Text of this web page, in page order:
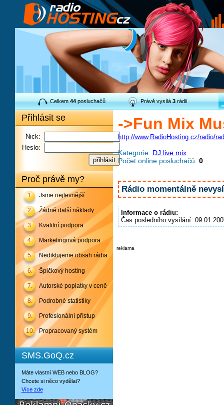
Celkem44posluchačů Právě vysílá3rádií
Přihlásit se
Nick:
Heslo:
Proč právě my?
1. Jsme nejlevnější
2. Žádné další náklady
3. Kvalitní podpora
4. Marketingová podpora
5. Nediktujeme obsah rádia
6. Špičkový hosting
7. Autorské poplatky v ceně
8. Podrobné statistiky
9. Profesionální přístup
10. Propracovaný systém
SMS.GoQ.cz
Máte vlastní WEB nebo BLOG?
Chcete si něco vydělat?
Více zde
->Fun Mix
http://www.RadioHosting.cz/radio/
Kategorie: DJ live mix
Počet online posluchačů: 0
Rádio momentálně
Informace o rádiu:
Čas posledního vysílání:
reklama